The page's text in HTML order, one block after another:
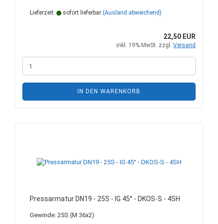
Lieferzeit: sofort lieferbar (Ausland abweichend)
22,50 EUR
inkl. 19% MwSt. zzgl. Versand
IN DEN WARENKORB
Pressarmatur DN19 - 25S - IG 45° - DKOS-S - 4SH
Gewinde: 25S (M 36x2)